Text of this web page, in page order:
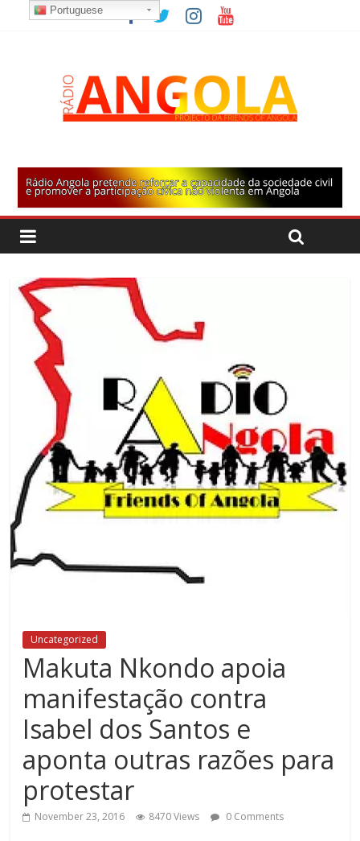
Uncategorized
Makuta Nkondo apoia
manifestação contra
Isabel dos Santos e
aponta outras razões para
protestar
November 23, 2016 8470 Views 0 Comments
Portuguese